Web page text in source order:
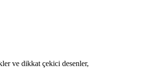
ve dikkat çekici desenler,